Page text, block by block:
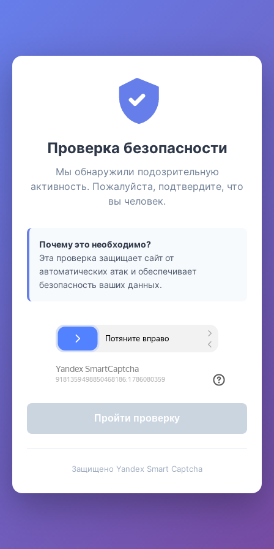
Проверка безопасности
Мы обнаружили подозрительную
активность. Пожалуйста, подтвердите, что
вы человек.
Почему это необходимо?
Эта проверка защищает сайт от
автоматических атак и обеспечивает
безопасность ваших данных.
Пройти проверку
Защищено Yandex Smart Captcha